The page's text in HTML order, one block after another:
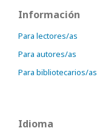
Información
Para lectores/as
Para autores/as
Para bibliotecarios/as
Idioma